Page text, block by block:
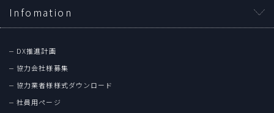
Infomation
DX推進計画
協力会社様募集
協力業者様様式ダウンロード
社員用ページ